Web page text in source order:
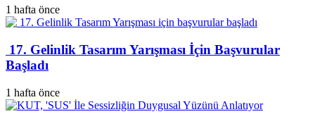
1 hafta önce
17. Gelinlik Tasarım Yarışması İçin Başvurular
Başladı
1 hafta önce